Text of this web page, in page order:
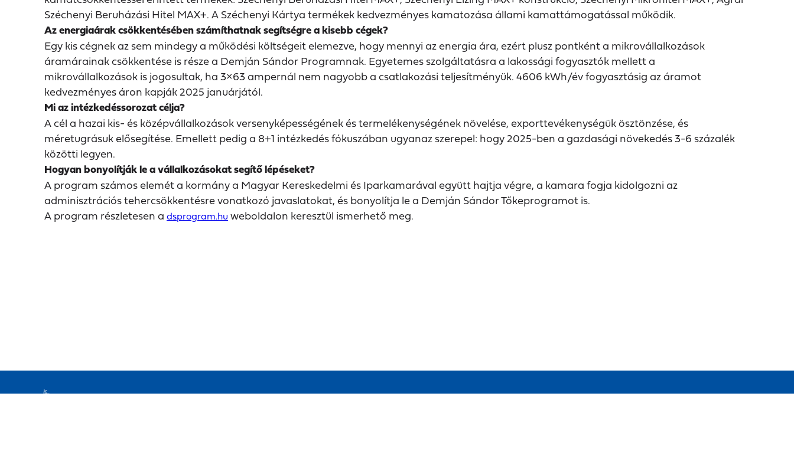
Széchenyi Beruházási Hitel MAX+. A Széchenyi Kártya termékek kedvezményes kamatozása állami kamattámogatással működik.
Az energiaárak csökkentésében számíthatnak segítségre a kisebb cégek?
Egy kis cégnek az sem mindegy a működési költségeit elemezve, hogy mennyi az energia ára, ezért plusz pontként a mikrovállalkozások
áramárainak csökkentése is része a Demján Sándor Programnak. Egyetemes szolgáltatásra a lakossági fogyasztók mellett a
mikrovállalkozások is jogosultak, ha 3×63 ampernál nem nagyobb a csatlakozási teljesítményük. 4606 kWh/év fogyasztásig az áramot
kedvezményes áron kapják 2025 januárjától.
Mi az intézkedéssorozat célja?
A cél a hazai kis- és középvállalkozások versenyképességének és termelékenységének növelése, exporttevékenységük ösztönzése, és
méretugrásuk elősegítése. Emellett pedig a 8+1 intézkedés fókuszában ugyanaz szerepel: hogy 2025-ben a gazdasági növekedés 3-6 százalék
közötti legyen.
Hogyan bonyolítják le a vállalkozásokat segítő lépéseket?
A program számos elemét a kormány a Magyar Kereskedelmi és Iparkamarával együtt hajtja végre, a kamara fogja kidolgozni az
adminisztrációs tehercsökkentésre vonatkozó javaslatokat, és bonyolítja le a Demján Sándor Tőkeprogramot is.
A program részletesen a dsprogram.hu weboldalon keresztül ismerhető meg.